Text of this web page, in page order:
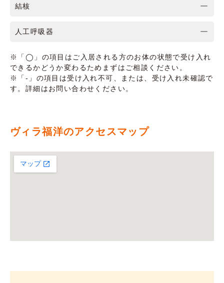
結核
人工呼吸器
※「◯」の項目はご入居される方のお体の状態で受け入れ
できるかどうか変わるためまずはご相談ください。
※「-」の項目は受け入れ不可、または、受け入れ未確認で
す。詳細はお問い合わせください。
ヴィラ福洋のアクセスマップ